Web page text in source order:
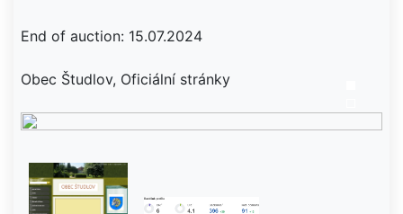
End of auction: 15.07.2024
Obec Študlov, Oficiální stránky